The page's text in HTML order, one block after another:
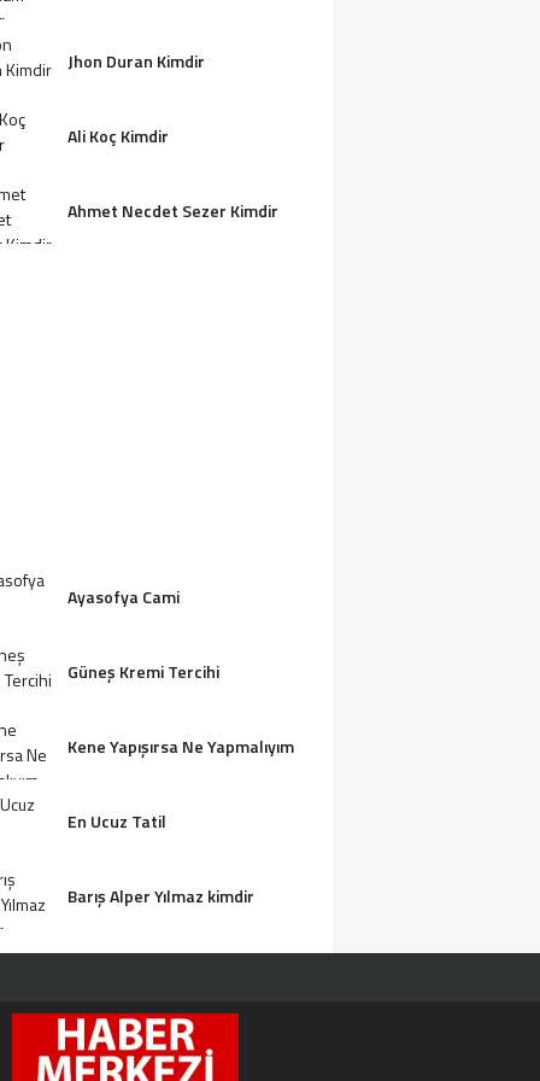
Jhon Duran Kimdir
Ali Koç Kimdir
Ahmet Necdet Sezer Kimdir
Ayasofya Cami
Güneş Kremi Tercihi
Kene Yapışırsa Ne Yapmalıyım
En Ucuz Tatil
Barış Alper Yılmaz kimdir